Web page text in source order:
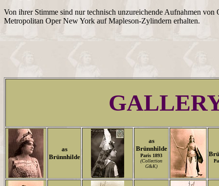
Von ihrer Stimme sind nur technisch unzureichende Aufnahmen von
Metropolitan Oper New York auf Mapleson-Zylindern erhalten.
as
Brünnhilde
as
Brünnhilde
Paris 1893
(Collection
G&K)